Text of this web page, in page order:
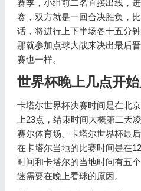
赛季，小组前二名直接出线，
赛，双方就是一回合决胜负，
话，将进行上下半场各十五分
那就参加点球大战来决出最后
赛也一样。
世界杯晚上几点开
卡塔尔世界杯决赛时间是在北
上23点，结束时间大概第二天
赛尔体育场。卡塔尔世界杯最
在卡塔尔当地的比赛时间是在
时间和卡塔尔的当地时问有五
迷需要在晚上看球的原因。